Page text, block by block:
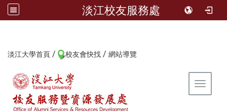
淡江校友服務處
淡江大學首頁 / 校友會快找 / 網站導覽
Toggle